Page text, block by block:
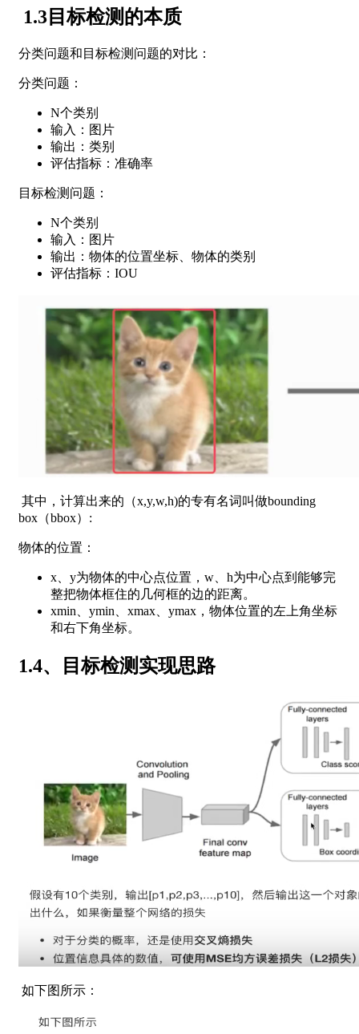
1.3目标检测的本质
分类问题和目标检测问题的对比：
分类问题：
N个类别
输入：图片
输出：类别
评估指标：准确率
目标检测问题：
N个类别
输入：图片
输出：物体的位置坐标、物体的类别
评估指标：IOU
其中，计算出来的（x,y,w,h)的专有名词叫做bounding
box（bbox）:
物体的位置：
x、y为物体的中心点位置，w、h为中心点到能够完
整把物体框住的几何框的边的距离。
xmin、ymin、xmax、ymax，物体位置的左上角坐标
和右下角坐标。
1.4、目标检测实现思路
如下图所示：